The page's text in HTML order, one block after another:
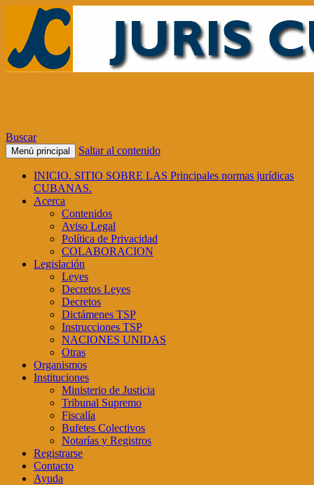
Buscar
Menú principal Saltar al contenido
INICIO. SITIO SOBRE LAS Principales normas jurídicas
CUBANAS.
Acerca
Contenidos
Aviso Legal
Política de Privacidad
COLABORACION
Legislación
Leyes
Decretos Leyes
Decretos
Dictámenes TSP
Instrucciones TSP
NACIONES UNIDAS
Otras
Organismos
Instituciones
Ministerio de Justicia
Tribunal Supremo
Fiscalía
Bufetes Colectivos
Notarías y Registros
Registrarse
Contacto
Ayuda